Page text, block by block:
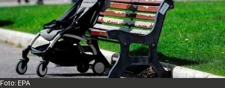
Foto: EPA